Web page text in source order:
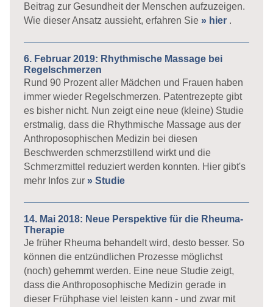
Beitrag zur Gesundheit der Menschen aufzuzeigen.
Wie dieser Ansatz aussieht, erfahren Sie » hier.
6. Februar 2019: Rhythmische Massage bei
Regelschmerzen
Rund 90 Prozent aller Mädchen und Frauen haben
immer wieder Regelschmerzen. Patentrezepte gibt
es bisher nicht. Nun zeigt eine neue (kleine) Studie
erstmalig, dass die Rhythmische Massage aus der
Anthroposophischen Medizin bei diesen
Beschwerden schmerzstillend wirkt und die
Schmerzmittel reduziert werden konnten. Hier gibt's
mehr Infos zur » Studie
14. Mai 2018: Neue Perspektive für die Rheuma-
Therapie
Je früher Rheuma behandelt wird, desto besser. So
können die entzündlichen Prozesse möglichst
(noch) gehemmt werden. Eine neue Studie zeigt,
dass die Anthroposophische Medizin gerade in
dieser Frühphase viel leisten kann - und zwar mit